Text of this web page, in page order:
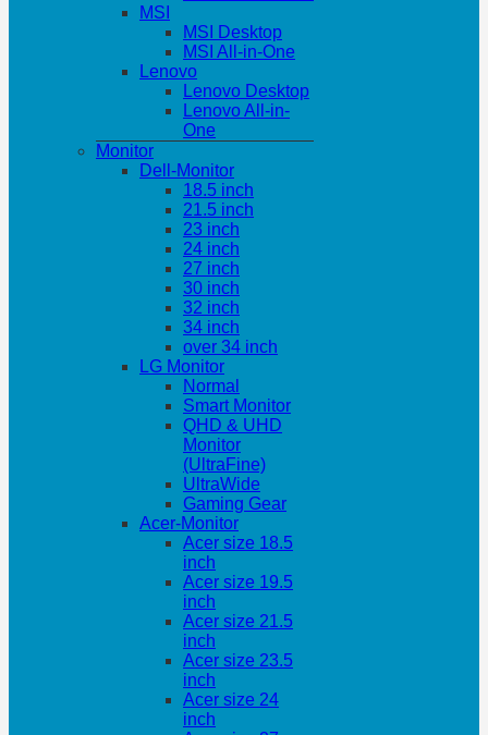
MSI
MSI Desktop
MSI All-in-One
Lenovo
Lenovo Desktop
Lenovo All-in-
One
Monitor
Dell-Monitor
18.5 inch
21.5 inch
23 inch
24 inch
27 inch
30 inch
32 inch
34 inch
over 34 inch
LG Monitor
Normal
Smart Monitor
QHD & UHD
Monitor
(UltraFine)
UltraWide
Gaming Gear
Acer-Monitor
Acer size 18.5
inch
Acer size 19.5
inch
Acer size 21.5
inch
Acer size 23.5
inch
Acer size 24
inch